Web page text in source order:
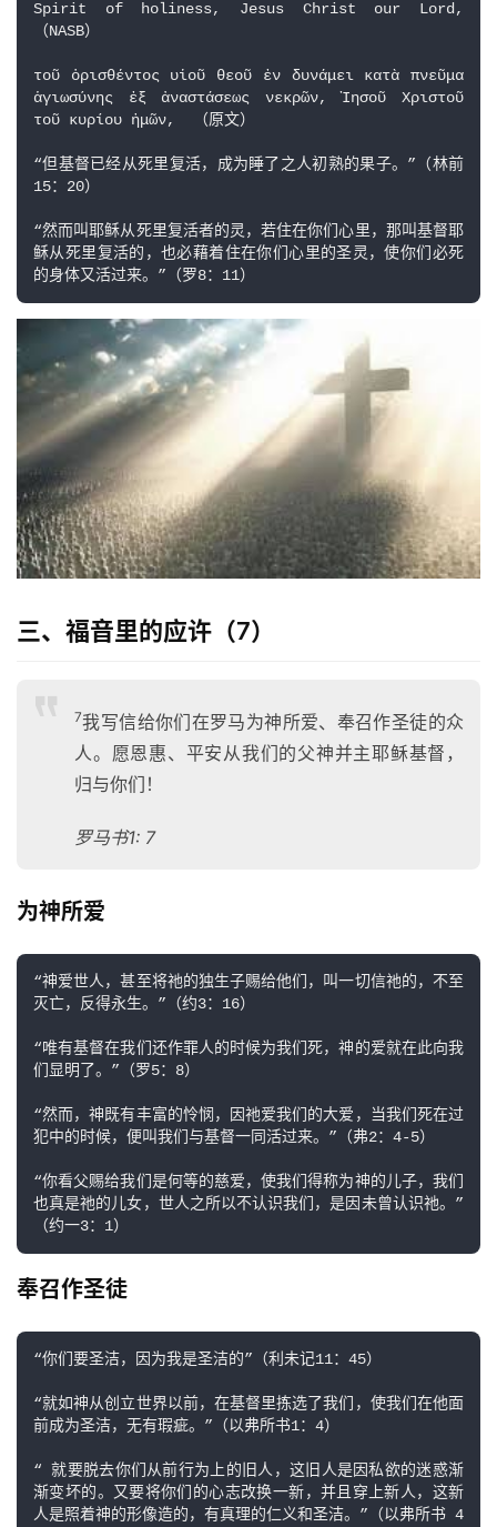
Spirit of holiness, Jesus Christ our Lord,
（NASB）
τοῦ ὁρισθέντος υἱοῦ θεοῦ ἐν δυνάμει κατὰ πνεῦμα
ἁγιωσύνης ἐξ ἀναστάσεως νεκρῶν, Ἰησοῦ Χριστοῦ
τοῦ κυρίου ἡμῶν,  （原文）
“但基督已经从死里复活，成为睡了之人初熟的果子。”（林前
15：20）
“然而叫耶稣从死里复活者的灵，若住在你们心里，那叫基督耶
稣从死里复活的，也必藉着住在你们心里的圣灵，使你们必死
的身体又活过来。”（罗8：11）
三、福音里的应许（7）
7我写信给你们在罗马为神所爱、奉召作圣徒的众
人。愿恩惠、平安从我们的父神并主耶稣基督，
归与你们！
罗马书1: 7
为神所爱
“神爱世人，甚至将祂的独生子赐给他们，叫一切信祂的，不至
灭亡，反得永生。”（约3：16）
“唯有基督在我们还作罪人的时候为我们死，神的爱就在此向我
们显明了。”（罗5：8）
“然而，神既有丰富的怜悯，因祂爱我们的大爱，当我们死在过
犯中的时候，便叫我们与基督一同活过来。”（弗2：4-5）
“你看父赐给我们是何等的慈爱，使我们得称为神的儿子，我们
也真是祂的儿女，世人之所以不认识我们，是因未曾认识祂。”
（约一3：1）
奉召作圣徒
“你们要圣洁，因为我是圣洁的”（利未记11：45）
“就如神从创立世界以前，在基督里拣选了我们，使我们在他面
前成为圣洁，无有瑕疵。”（以弗所书1：4）
“ 就要脱去你们从前行为上的旧人，这旧人是因私欲的迷惑渐
渐变坏的。又要将你们的心志改换一新，并且穿上新人，这新
人是照着神的形像造的，有真理的仁义和圣洁。”（以弗所书 4